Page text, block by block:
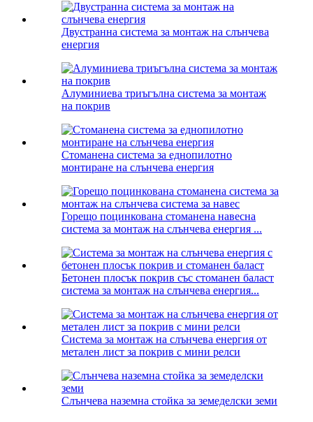
Двустранна система за монтаж на слънчева
енергия
Алуминиева триъгълна система за монтаж
на покрив
Стоманена система за еднопилотно
монтиране на слънчева енергия
Горещо поцинкована стоманена навесна
система за монтаж на слънчева енергия ...
Бетонен плосък покрив със стоманен баласт
система за монтаж на слънчева енергия...
Система за монтаж на слънчева енергия от
метален лист за покрив с мини релси
Слънчева наземна стойка за земеделски земи